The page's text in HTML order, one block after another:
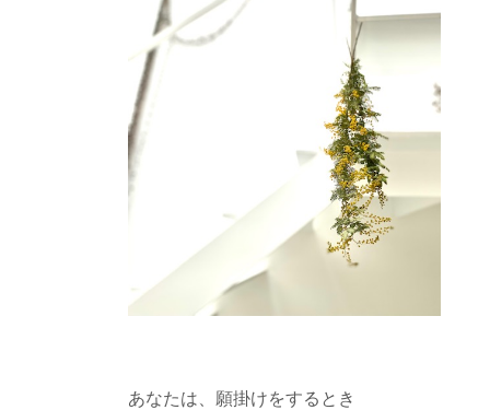
あなたは、願掛けをするとき